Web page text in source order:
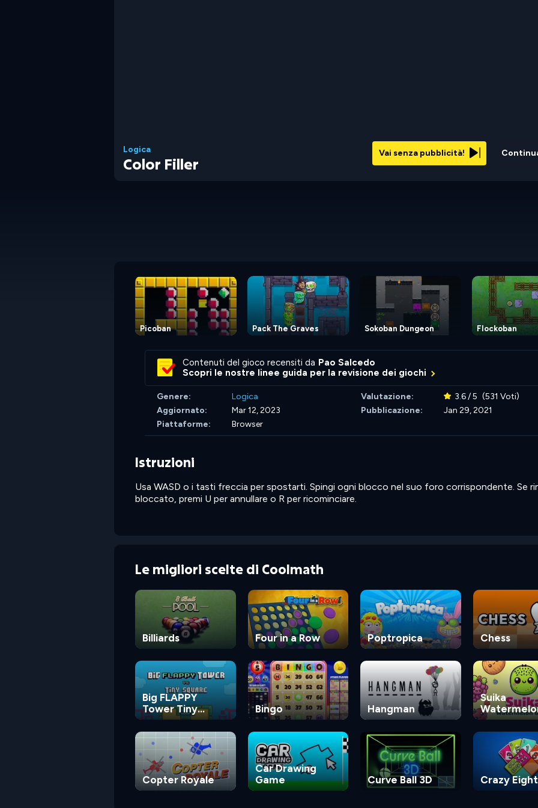
Vai senza pubblicità!
Logica
Color Filler
Picoban Pack The Graves Sokoban Dungeon Flockoban
Contenuti del gioco recensiti da Pao Salcedo
Scopri le nostre linee guida per la revisione dei giochi
Genere: Logica Valutazione: 3.6 / 5 (531 Voti)
Aggiornato:
Mar 12, 2023 Pubblicazione:
Jan 29, 2021
Piattaforme:
Browser
Istruzioni
Usa WASD o i tasti freccia per spostarti. Spingi ogni blocco nel suo foro corrispondente. Se
bloccato, premi U per annullare o R per ricominciare.
Le migliori scelte di Coolmath
Billiards Four in a Row Poptropica Chess
Big FLAPPY
Tower Tiny
Square
Bingo Hangman
Suika
Game
Copter Royale
Car Drawing
Game
Curve Ball 3D Crazy